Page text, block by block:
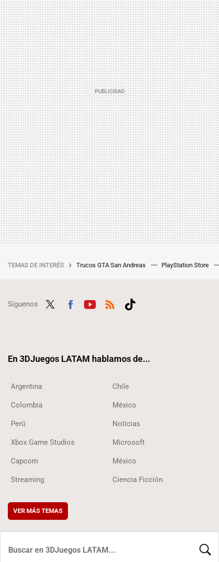
TEMAS DE INTERÉS Trucos GTA San Andreas PlayStation Store
Síguenos
En 3DJuegos LATAM hablamos de...
Argentina Chile
Colombia México
Perú Noticias
Xbox Game Studios Microsoft
Capcom México
Streaming Ciencia Ficción
VER MÁS TEMAS